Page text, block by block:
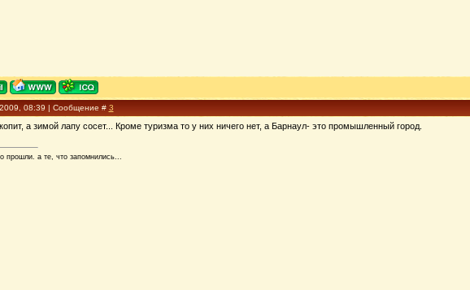
08:39 | Сообщение # 3
а зимой лапу сосет... Кроме туризма то у них ничего нет, а Барнаул- это промышленный город.
прошли. а те, что запомнились...